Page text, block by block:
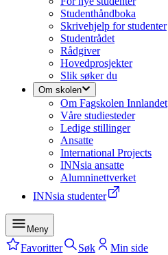
Studenthåndboka
Skrivehjelp for studenter
Studentrådet
Rådgiver
Hovedprosjekter
Slik søker du
Om skolen
Om Fagskolen Innlandet
Våre studiesteder
Ledige stillinger
Ansatte
International Projects
INNsia ansatte
Alumninettverket
INNsia studenter
Meny
Favoritter Søk Min side